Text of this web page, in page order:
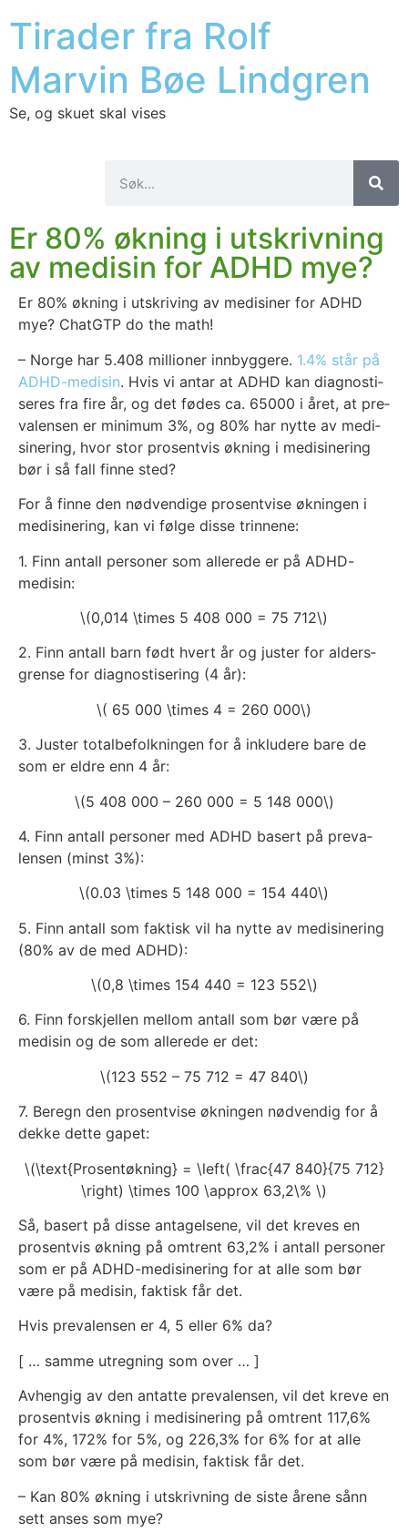
Tirader fra Rolf
Marvin Bøe Lindgren
Se, og skuet skal vises
Er 80% økning i utskrivning
av medisin for ADHD mye?
Er 80% økning i utskri­ving av medi­si­ner for ADHD
mye? Cha­t­GTP do the math!
– Nor­ge har 5.408 mil­lio­ner inn­byg­ge­re. 1.4% står på
ADHD-medi­sin. Hvis vi antar at ADHD kan dia­gnos­ti­
se­res fra fire år, og det fødes ca. 65000 i året, at pre­
va­len­sen er mini­mum 3%, og 80% har nyt­te av medi­
si­ne­ring, hvor stor pro­sent­vis økning i medi­si­ne­ring
bør i så fall fin­ne sted?
For å fin­ne den nød­ven­di­ge pro­sent­vise øknin­gen i
medi­si­ne­ring, kan vi føl­ge dis­se trin­ne­ne:
1. Finn antall per­soner som alle­re­de er på ADHD-
medi­sin:
\(0,014 \times 5 408 000 = 75 712\)
2. Finn antall barn født hvert år og jus­ter for alders­
gren­se for dia­gnos­ti­se­ring (4 år):
\( 65 000 \times 4 = 260 000\)
3. Jus­ter total­be­folk­nin­gen for å inklu­de­re bare de
som er eld­re enn 4 år:
\(5 408 000 – 260 000 = 5 148 000\)
4. Finn antall per­soner med ADHD basert på pre­va­
len­sen (minst 3%):
\(0.03 \times 5 148 000 = 154 440\)
5. Finn antall som fak­tisk vil ha nyt­te av medi­si­ne­ring
(80% av de med ADHD):
\(0,8 \times 154 440 = 123 552\)
6. Finn for­skjel­len mel­lom antall som bør være på
medi­sin og de som alle­re­de er det:
\(123 552 – 75 712 = 47 840\)
7. Beregn den pro­sent­vise øknin­gen nød­ven­dig for å
dek­ke det­te gapet:
\(\text{Prosentøkning} = \left( \frac{47 840}{75 712}
\right) \times 100 \approx 63,2\% \)
Så, basert på dis­se anta­gel­se­ne, vil det kre­ves en
pro­sent­vis økning på omtrent 63,2% i antall per­soner
som er på ADHD-medi­si­ne­ring for at alle som bør
være på medi­sin, fak­tisk får det.
Hvis pre­va­len­sen er 4, 5 eller 6% da?
[ … sam­me utreg­ning som over … ]
Avhen­gig av den antat­te pre­va­len­sen, vil det kre­ve en
pro­sent­vis økning i medi­si­ne­ring på omtrent 117,6%
for 4%, 172% for 5%, og 226,3% for 6% for at alle
som bør være på medi­sin, fak­tisk får det.
– Kan 80% økning i utskriv­ning de sis­te åre­ne sånn
sett anses som mye?